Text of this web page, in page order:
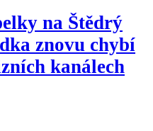
na Štědrý
znovu chybí
kanálech